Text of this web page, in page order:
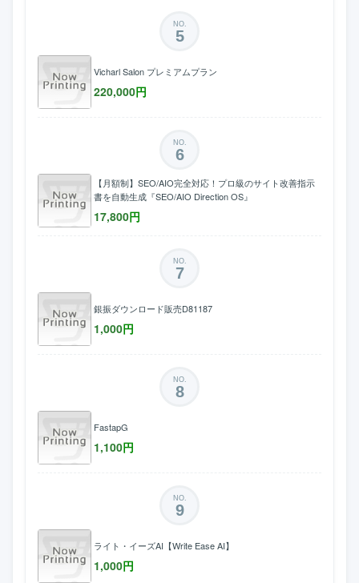
NO.
5
Vicharl Salon プレミアムプラン
220,000円
NO.
6
【月額制】SEO/AIO完全対応！プロ級のサイト改善指示
書を自動生成『SEO/AIO Direction OS』
17,800円
NO.
7
銀振ダウンロード販売D81187
1,000円
NO.
8
FastapG
1,100円
NO.
9
ライト・イーズAI【Write Ease AI】
1,000円